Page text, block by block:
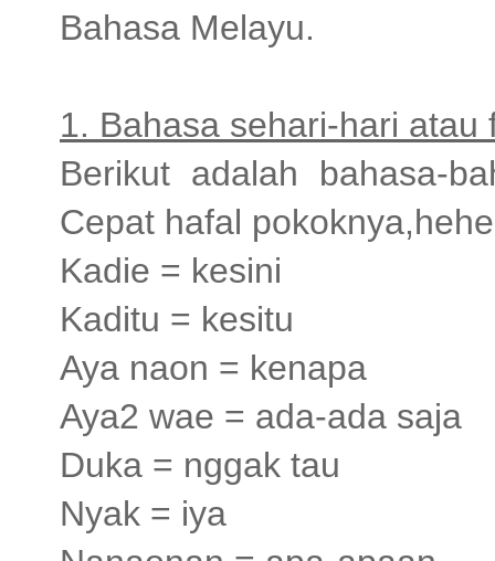
Bahasa Melayu.
1. Bahasa sehari-hari atau
Berikut adalah bahasa-
Cepat hafal
Kadie = kesini
Kaditu = kesitu
Aya naon = kenapa
Aya2 wae = ada-ada saja
Duka = nggak tau
Nyak = iya